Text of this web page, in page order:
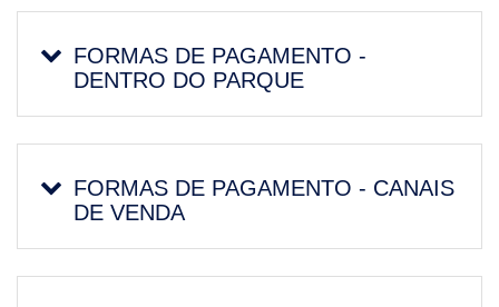
FORMAS DE PAGAMENTO -
DENTRO DO PARQUE
FORMAS DE PAGAMENTO - CANAIS
DE VENDA